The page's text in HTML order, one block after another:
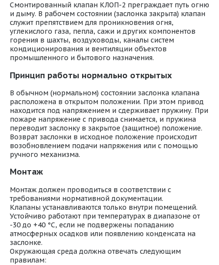
Смонтированный клапан КЛОП-2 преграждает путь огню
и дыму. В рабочем состоянии (заслонка закрыта) клапан
служит препятствием для проникновения огня,
углекислого газа, пепла, сажи и других компонентов
горения в шахты, воздуховоды, каналы систем
кондиционирования и вентиляции объектов
промышленного и бытового назначения.
Принцип работы нормально открытых
В обычном (нормальном) состоянии заслонка клапана
расположена в открытом положении. При этом привод
находится под напряжением и сдерживает пружину. При
пожаре напряжение с привода снимается, и пружина
переводит заслонку в закрытое (защитное) положение.
Возврат заслонки в исходное положение происходит
возобновлением подачи напряжения или с помощью
ручного механизма.
Монтаж
Монтаж должен проводиться в соответствии с
требованиями нормативной документации.
Клапаны устанавливаются только внутри помещений.
Устойчиво работают при температурах в диапазоне от
-30 до +40 °С, если не подвержены попаданию
атмосферных осадков или появлению конденсата на
заслонке.
Окружающая среда должна отвечать следующим
правилам: